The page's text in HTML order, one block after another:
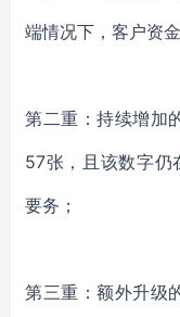
端情况下，客户资
第二重：持续增加
57张，且该数字仍
要务；
第三重：额外升级